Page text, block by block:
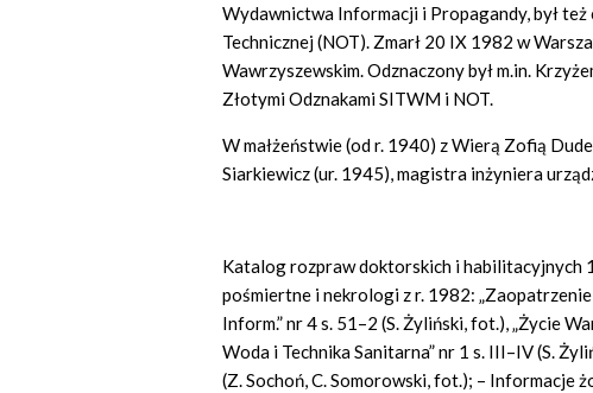
Wydawnictwa Informacji i Propagandy, był też
Technicznej (NOT). Zmarł 20 IX 1982 w
Wawrzyszewskim. Odznaczony był m.in.
Złotymi Odznakami SITWM i NOT.
W małżeństwie (od r. 1940) z Wierą Zofią
Siarkiewicz (ur. 1945), magistra inżyniera
Katalog rozpraw doktorskich i habilitacyjnych
pośmiertne i nekrologi z r. 1982:
Inform.” nr 4 s. 51–2 (S. Żyliński, fot.), „Życie
Woda i Technika Sanitarna” nr 1 s. III–IV (S.
(Z. Sochoń, C. Somorowski, fot.); – Informacje